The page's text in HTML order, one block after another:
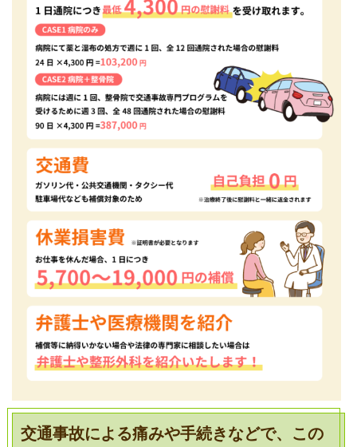
交通事故による痛みや手続きなどで、 この